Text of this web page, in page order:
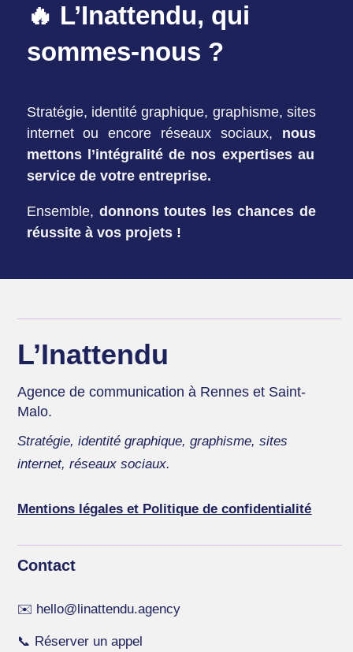
🔥 L’Inattendu, qui
sommes-nous ?
Stratégie, identité graphique, graphisme, sites
internet ou encore réseaux sociaux, nous
mettons l’intégralité de nos expertises au
service de votre entreprise.
Ensemble, donnons toutes les chances de
réussite à vos projets !
L’Inattendu
Agence de communication à Rennes et Saint-
Malo.
Stratégie, identité graphique, graphisme, sites
internet, réseaux sociaux.
Mentions légales et Politique de confidentialité
Contact
✉️ hello@linattendu.agency
📞 Réserver un appel